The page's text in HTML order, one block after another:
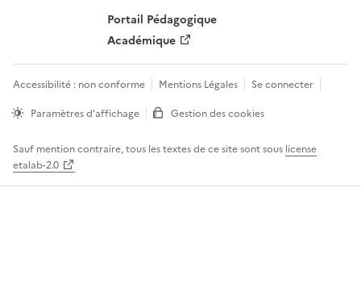
Portail Pédagogique
Académique
Accessibilité : non conforme Mentions Légales
Se connecter
Paramètres d'affichage
Gestion des cookies
Sauf mention contraire, tous les textes de ce site sont sous license
etalab-2.0